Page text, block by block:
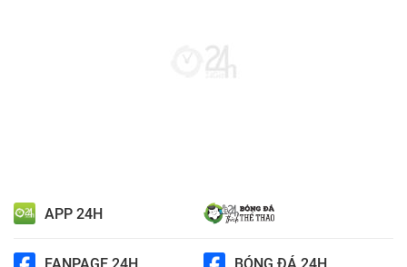
APP 24H
FANPAGE 24H BÓNG ĐÁ 24H